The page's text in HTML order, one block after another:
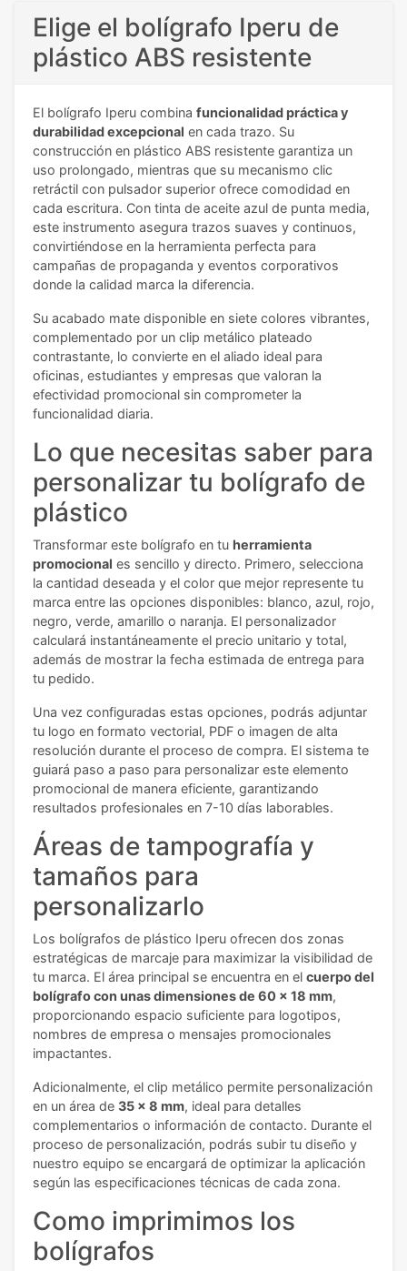
Elige el bolígrafo Iperu de
plástico ABS resistente
El bolígrafo Iperu combina funcionalidad práctica y
durabilidad excepcional en cada trazo. Su
construcción en plástico ABS resistente garantiza un
uso prolongado, mientras que su mecanismo clic
retráctil con pulsador superior ofrece comodidad en
cada escritura. Con tinta de aceite azul de punta media,
este instrumento asegura trazos suaves y continuos,
convirtiéndose en la herramienta perfecta para
campañas de propaganda y eventos corporativos
donde la calidad marca la diferencia.
Su acabado mate disponible en siete colores vibrantes,
complementado por un clip metálico plateado
contrastante, lo convierte en el aliado ideal para
oficinas, estudiantes y empresas que valoran la
efectividad promocional sin comprometer la
funcionalidad diaria.
Lo que necesitas saber para
personalizar tu bolígrafo de
plástico
Transformar este bolígrafo en tu herramienta
promocional es sencillo y directo. Primero, selecciona
la cantidad deseada y el color que mejor represente tu
marca entre las opciones disponibles: blanco, azul, rojo,
negro, verde, amarillo o naranja. El personalizador
calculará instantáneamente el precio unitario y total,
además de mostrar la fecha estimada de entrega para
tu pedido.
Una vez configuradas estas opciones, podrás adjuntar
tu logo en formato vectorial, PDF o imagen de alta
resolución durante el proceso de compra. El sistema te
guiará paso a paso para personalizar este elemento
promocional de manera eficiente, garantizando
resultados profesionales en 7-10 días laborables.
Áreas de tampografía y
tamaños para
personalizarlo
Los bolígrafos de plástico Iperu ofrecen dos zonas
estratégicas de marcaje para maximizar la visibilidad de
tu marca. El área principal se encuentra en el cuerpo del
bolígrafo con unas dimensiones de 60 x 18 mm,
proporcionando espacio suficiente para logotipos,
nombres de empresa o mensajes promocionales
impactantes.
Adicionalmente, el clip metálico permite personalización
en un área de 35 x 8 mm, ideal para detalles
complementarios o información de contacto. Durante el
proceso de personalización, podrás subir tu diseño y
nuestro equipo se encargará de optimizar la aplicación
según las especificaciones técnicas de cada zona.
Como imprimimos los
bolígrafos